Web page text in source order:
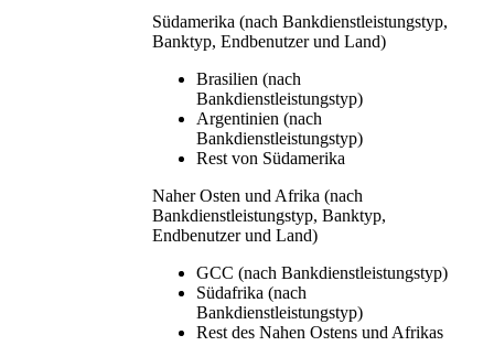
Südamerika (nach Bankdienstleistungstyp,
Banktyp, Endbenutzer und Land)
Brasilien (nach
Bankdienstleistungstyp)
Argentinien (nach
Bankdienstleistungstyp)
Rest von Südamerika
Naher Osten und Afrika (nach
Bankdienstleistungstyp, Banktyp,
Endbenutzer und Land)
GCC (nach Bankdienstleistungstyp)
Südafrika (nach
Bankdienstleistungstyp)
Rest des Nahen Ostens und Afrikas